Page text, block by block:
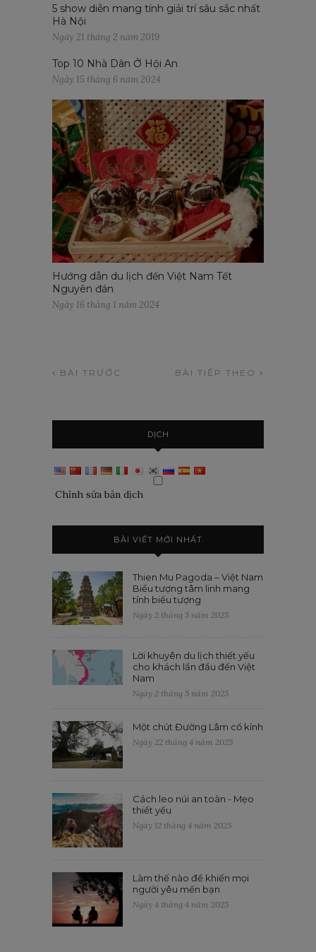
5 show diễn mang tính giải trí sâu sắc nhất
Hà Nội
Ngày 21 tháng 2 năm 2019
Top 10 Nhà Dân Ở Hội An
Ngày 15 tháng 6 năm 2024
Hướng dẫn du lịch đến Việt Nam Tết
Nguyên đán
Ngày 16 tháng 1 năm 2024
BÀI TRƯỚC BÀI TIẾP THEO
DỊCH
Chỉnh sửa bản dịch
BÀI VIẾT MỚI NHẤT
Thien Mu Pagoda – Việt Nam
Biểu tượng tâm linh mang
tính biểu tượng
Ngày 2 tháng 5 năm 2025
Lời khuyên du lịch thiết yếu
cho khách lần đầu đến Việt
Nam
Ngày 2 tháng 5 năm 2025
Một chút Đường Lâm cổ kính
Ngày 22 tháng 4 năm 2025
Cách leo núi an toàn - Mẹo
thiết yếu
Ngày 12 tháng 4 năm 2025
Làm thế nào để khiến mọi
người yêu mến bạn
Ngày 4 tháng 4 năm 2025